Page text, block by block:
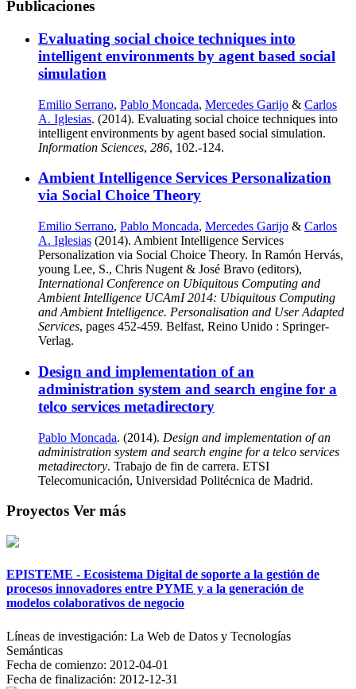
Publicaciones
Evaluating social choice techniques into
intelligent environments by agent based social
simulation
Emilio Serrano, Pablo Moncada, Mercedes Garijo & Carlos
A. Iglesias. (2014). Evaluating social choice techniques into
intelligent environments by agent based social simulation.
Information Sciences, 286, 102.-124.
Ambient Intelligence Services Personalization
via Social Choice Theory
Emilio Serrano, Pablo Moncada, Mercedes Garijo & Carlos
A. Iglesias (2014). Ambient Intelligence Services
Personalization via Social Choice Theory. In Ramón Hervás,
young Lee, S., Chris Nugent & José Bravo (editors),
International Conference on Ubiquitous Computing and
Ambient Intelligence UCAmI 2014: Ubiquitous Computing
and Ambient Intelligence. Personalisation and User Adapted
Services, pages 452-459. Belfast, Reino Unido : Springer-
Verlag.
Design and implementation of an
administration system and search engine for a
telco services metadirectory
Pablo Moncada. (2014). Design and implementation of an
administration system and search engine for a telco services
metadirectory. Trabajo de fin de carrera. ETSI
Telecomunicación, Universidad Politécnica de Madrid.
Proyectos Ver más
EPISTEME - Ecosistema Digital de soporte a la gestión de
procesos innovadores entre PYME y a la generación de
modelos colaborativos de negocio
Líneas de investigación: La Web de Datos y Tecnologías
Semánticas
Fecha de comienzo: 2012-04-01
Fecha de finalización: 2012-12-31